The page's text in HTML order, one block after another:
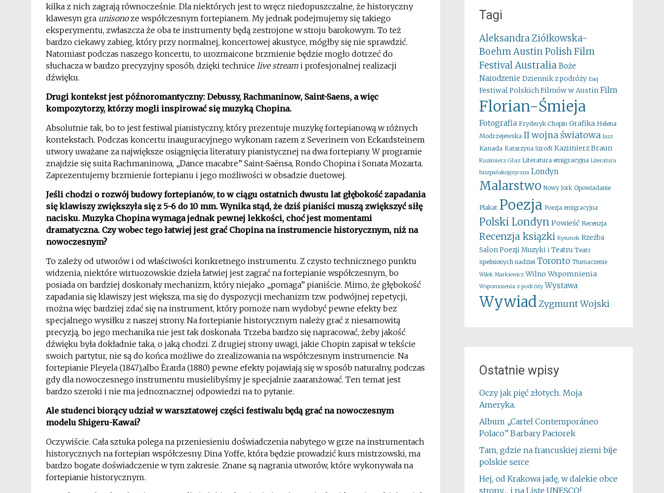
kilka z nich zagrają równocześnie. Dla niektórych jest to wręcz niedopuszczalne, że historyczny
klawesyn gra unisonoze współczesnym fortepianem. My jednak podejmujemy się takiego
eksperymentu, zwłaszcza że oba te instrumenty będą zestrojone w stroju barokowym. To też
bardzo ciekawy zabieg, który przy normalnej, koncertowej akustyce, mógłby się nie sprawdzić.
Natomiast podczas naszego koncertu, to urozmaicone brzmienie będzie mogło dotrzeć do
słuchacza w bardzo precyzyjny sposób, dzięki technice live stream i profesjonalnej realizacji
dźwięku.
Drugi kontekst jest późnoromantyczny: Debussy, Rachmaninow, Saint-Saens, a więc
kompozytorzy, którzy mogli inspirować się muzyką Chopina.
Absolutnie tak, bo to jest festiwal pianistyczny, który prezentuje muzykę fortepianową w różnych
kontekstach. Podczas koncertu inauguracyjnego wykonam razem z Severinem von Eckardsteinem
utwory uważane za największe osiągnięcia literatury pianistycznej na dwa fortepiany. W programie
znajdzie się suita Rachmaninowa, „Dance macabre” Saint-Saënsa, Rondo Chopina i Sonata Mozarta.
Zaprezentujemy brzmienie fortepianu i jego możliwości w obsadzie duetowej.
Jeśli chodzi o rozwój budowy fortepianów, to w ciągu ostatnich dwustu lat głębokość zapadania
się klawiszy zwiększyła się z 5-6 do 10 mm. Wynika stąd, że dziś pianiści muszą zwiększyć siłę
nacisku. Muzyka Chopina wymaga jednak pewnej lekkości, choć jest momentami
dramatyczna. Czy wobec tego łatwiej jest grać Chopina na instrumencie historycznym, niż na
nowoczesnym?
To zależy od utworów i od właściwości konkretnego instrumentu. Z czysto technicznego punktu
widzenia, niektóre wirtuozowskie dzieła łatwiej jest zagrać na fortepianie współczesnym, bo
posiada on bardziej doskonały mechanizm, który niejako „pomaga” pianiście. Mimo, że głębokość
zapadania się klawiszy jest większa, ma się do dyspozycji mechanizm tzw. podwójnej repetycji,
można więc bardziej zdać się na instrument, który pomoże nam wydobyć pewne efekty bez
specjalnego wysiłku z naszej strony. Na fortepianie historycznym należy grać z niesamowitą
precyzją, bo jego mechanika nie jest tak doskonała. Trzeba bardzo się napracować, żeby jakość
dźwięku była dokładnie taka, o jaką chodzi. Z drugiej strony uwagi, jakie Chopin zapisał w tekście
swoich partytur, nie są do końca możliwe do zrealizowania na współczesnym instrumencie. Na
fortepianie Pleyela (1847),albo Èrarda (1880) pewne efekty pojawiają się w sposób naturalny, podczas
gdy dla nowoczesnego instrumentu musielibyśmy je specjalnie zaaranżować. Ten temat jest
bardzo szeroki i nie ma jednoznacznej odpowiedzi na to pytanie.
Ale studenci biorący udział w warsztatowej części festiwalu będą grać na nowoczesnym
modelu Shigeru-Kawai?
Oczywiście. Cała sztuka polega na przeniesieniu doświadczenia nabytego w grze na instrumentach
historycznych na fortepian współczesny. Dina Yoffe, która będzie prowadzić kurs mistrzowski, ma
bardzo bogate doświadczenie w tym zakresie. Znane są nagrania utworów, które wykonywała na
fortepianie historycznym.
Tagi
Aleksandra Ziółkowska-
Boehm Austin Polish Film
FestivalAustralia Boże
Narodzenie Dziennik z podróży Esej
Festiwal Polskich Filmów w Austin Film
Florian-Śmieja
Fotografia Fryderyk Chopin Grafika Helena
Modrzejewska II wojna światowa Jazz
Kanada Katarzyna Szrodt Kazimierz Braun
Kazimierz Głaz Literatura emigracyjna Literatura
hiszpańskojęzyczna Londyn
Malarstwo Nowy Jork Opowiadanie
Plakat Poezja Poezja emigracyjna
Polski Londyn Powieść Recenzja
Recenzja ksiązki Rysunek Rzeźba
Salon Poezji Muzyki i Teatru Teatr
spełnionych nadziei Toronto Tłumaczenie
Wilek Markiewicz Wilno Wspomnienia
Wspomnienia z podróży Wystawa
WywiadZygmunt Wojski
Ostatnie wpisy
Oczy jak pięć złotych. Moja
Ameryka.
Album „Cartel Contemporáneo
Polaco” Barbary Paciorek
Tam, gdzie na francuskiej ziemi bije
polskie serce
Hej, od Krakowa jadę, w dalekie obce
strony… i na Listę UNESCO!